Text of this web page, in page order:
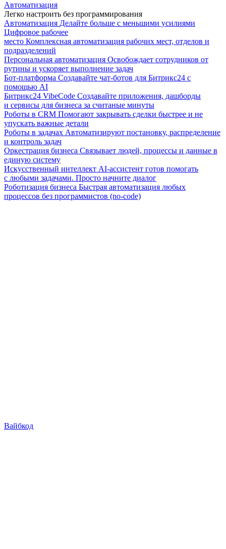
Автоматизация
Легко настроить без программирования
Автоматизация Делайте больше с меньшими усилиями
Цифровое рабочее
место Комплексная автоматизация рабочих мест, отделов и
подразделений
Персональная автоматизация Освобождает сотрудников от
рутины и ускоряет выполнение задач
Бот-платформа Создавайте чат-ботов для Битрикс24 с
помощью AI
Битрикс24 VibeCode Создавайте приложения, дашборды
и сервисы для бизнеса за считаные минуты
Роботы в CRM Помогают закрывать сделки быстрее и не
упускать важные детали
Роботы в задачах Автоматизируют постановку, распределение
и контроль задач
Оркестрация бизнеса Связывает людей, процессы и данные в
единую систему
Искусственный интеллект AI-ассистент готов помогать
с любыми задачами. Просто начните диалог
Роботизация бизнеса Быстрая автоматизация любых
процессов без программистов (no-code)
Вайбкод